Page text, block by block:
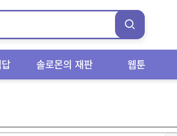
솔로몬의 재판 웹툰